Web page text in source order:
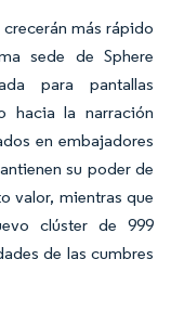
más rápido
sede de Sphere
para pantallas
hacia la narración
en embajadores
su poder de
valor, mientras que
clúster de 999
de las cumbres